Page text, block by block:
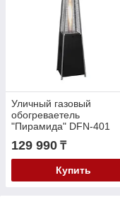
Уличный газовый
обогреваетель
"Пирамида" DFN-401
129 990 ₸
Купить